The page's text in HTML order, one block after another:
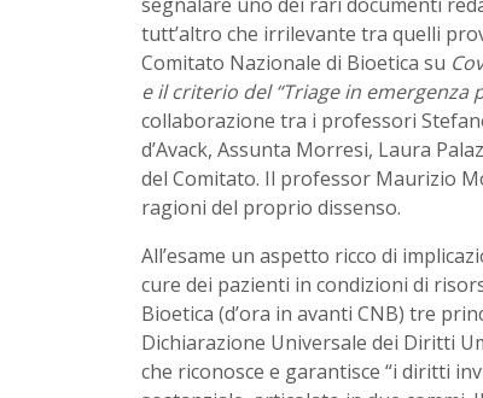
tutt’altro che irrilevante tra quelli
Comitato Nazionale di Bioetica su
e il criterio del “Triage in emergenza
collaborazione tra i professori
d’Avack, Assunta Morresi, Laura
del Comitato. Il professor Maurizio
ragioni del proprio dissenso.
All’esame un aspetto ricco di
cure dei pazienti in condizioni di
Bioetica (d’ora in avanti CNB) tre
Dichiarazione Universale dei Diritti
che riconosce e garantisce “i diritti